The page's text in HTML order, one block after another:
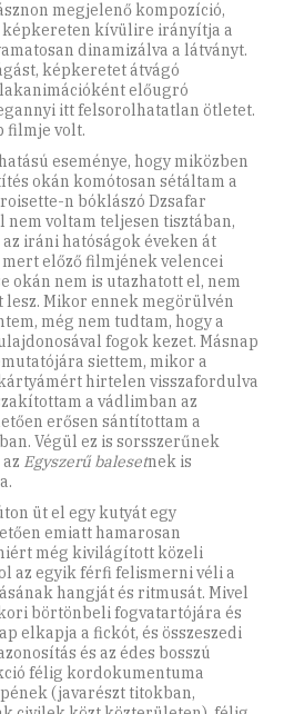
megjelenő kompozíció,
képkereten kívülire irányítja a
dinamizálva a látványt.
képkeretet átvágó
előugró
itt felsorolhatatlan ötletet.
filmje volt.
eseménye, hogy miközben
okán komótosan sétáltam a
n bóklászó Dzsafar
nem voltam teljesen tisztában,
iráni hatóságok éveken át
előző filmjének velencei
okán nem is utazhatott el, nem
Mikor ennek megörülvén
még nem tudtam, hogy a
fogok kezet. Másnap
siettem, mikor a
hirtelen visszafordulva
a vádlimban az
erősen sántítottam a
Végül ez is sorsszerűnek
Egyszerű balesetnek is
üt el egy kutyát egy
emiatt hamarosan
még kivilágított közeli
az egyik férfi felismerni véli a
hangját és ritmusát. Mivel
börtönbeli fogvatartójára és
elkapja a fickót, és összeszedi
és az édes bosszú
félig kordokumentuma
(javarészt titokban,